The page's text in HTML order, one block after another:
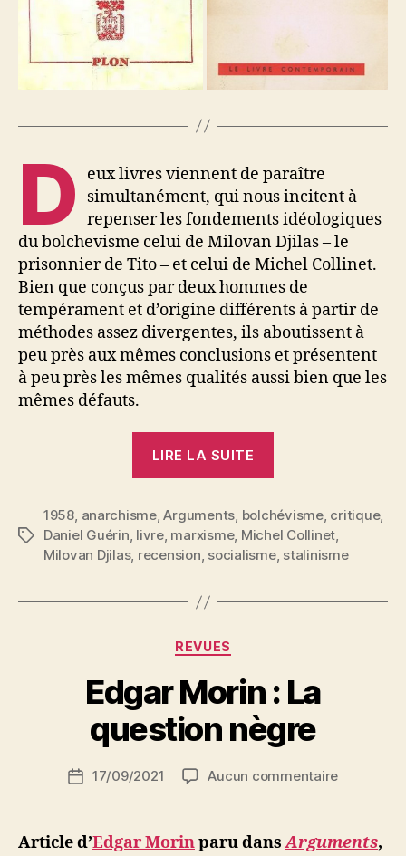
D
eux livres viennent de paraître
simultanément, qui nous incitent à
repenser les fondements idéologiques
du bolchevisme celui de Milovan Djilas – le
prisonnier de Tito – et celui de Michel Collinet.
Bien que conçus par deux hommes de
tempérament et d’origine différents à partir de
méthodes assez divergentes, ils aboutissent à
peu près aux mêmes conclusions et présentent
à peu près les mêmes qualités aussi bien que les
mêmes défauts.
LIRE LA SUITE
Deux
réquisitoires
contre
Étiquettes
1958, anarchisme,Arguments, bolchévisme, critique,
Daniel Guérin, livre, marxisme, Michel Collinet,
Milovan Djilas, recension, socialisme, stalinisme
Catégories
REVUES
Edgar Morin : La
question nègre
P
a
N
ji
Date17/09/2021 Aucun commentairesur
Article d’Edgar Morinparu dansArguments,